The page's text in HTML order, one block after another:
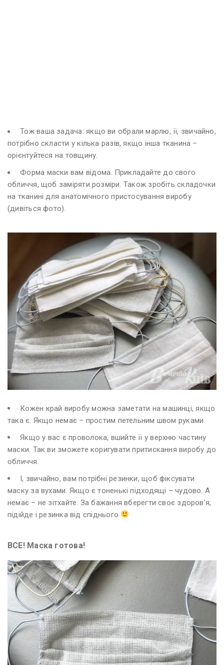
Тож ваша задача: якщо ви обрали марлю, її, звичайно,
потрібно скласти у кілька разів, якщо інша тканина –
орієнтуйтеся на товщину.
Форма маски вам відома. Прикладайте до свого
обличчя, щоб заміряти розміри. Також зробіть складочки
на тканині для анатомічного пристосування виробу
(дивіться фото).
Кожен край виробу можна заметати на машинці, якщо
така є. Якщо немає – простим петельним швом руками.
Якщо у вас є проволока, вшийте її у верхню частину
маски. Так ви зможете коригувати притискання виробу до
обличчя.
І, звичайно, вам потрібні резинки, щоб фіксувати
маску за вухами. Якщо є тоненькі підходящі – чудово. А
немає – не зітхайте. За бажання вберегти своє здоров’я,
підійде і резинка від спіднього
ВСЕ! Маска готова!